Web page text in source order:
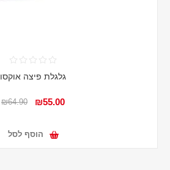
גלגלת פיצה אוקסו
₪55.00
₪64.90
הוסף לסל